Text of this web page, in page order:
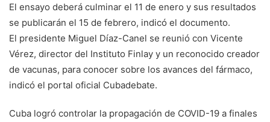
El ensayo deberá culminar el 11 de enero y sus resultados
se publicarán el 15 de febrero, indicó el documento.
El presidente Miguel Díaz-Canel se reunió con Vicente
Vérez, director del Instituto Finlay y un reconocido creador
de vacunas, para conocer sobre los avances del fármaco,
indicó el portal oficial Cubadebate.
Cuba logró controlar la propagación de COVID-19 a finales